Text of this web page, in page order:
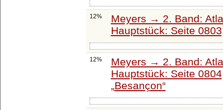
12%
Meyers → 2. Band:
Hauptstück: Seite
12%
Meyers → 2. Band:
Hauptstück: Seite
Besançon